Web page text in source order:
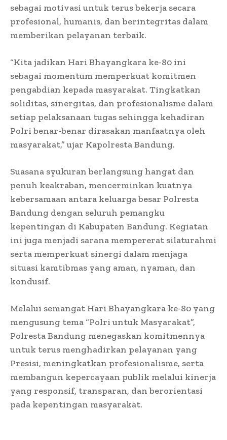
sebagai motivasi untuk terus bekerja secara
profesional, humanis, dan berintegritas dalam
memberikan pelayanan terbaik.
“Kita jadikan Hari Bhayangkara ke-80 ini
sebagai momentum memperkuat komitmen
pengabdian kepada masyarakat. Tingkatkan
soliditas, sinergitas, dan profesionalisme dalam
setiap pelaksanaan tugas sehingga kehadiran
Polri benar-benar dirasakan manfaatnya oleh
masyarakat,” ujar Kapolresta Bandung.
Suasana syukuran berlangsung hangat dan
penuh keakraban, mencerminkan kuatnya
kebersamaan antara keluarga besar Polresta
Bandung dengan seluruh pemangku
kepentingan di Kabupaten Bandung. Kegiatan
ini juga menjadi sarana mempererat silaturahmi
serta memperkuat sinergi dalam menjaga
situasi kamtibmas yang aman, nyaman, dan
kondusif.
Melalui semangat Hari Bhayangkara ke-80 yang
mengusung tema “Polri untuk Masyarakat”,
Polresta Bandung menegaskan komitmennya
untuk terus menghadirkan pelayanan yang
Presisi, meningkatkan profesionalisme, serta
membangun kepercayaan publik melalui kinerja
yang responsif, transparan, dan berorientasi
pada kepentingan masyarakat.